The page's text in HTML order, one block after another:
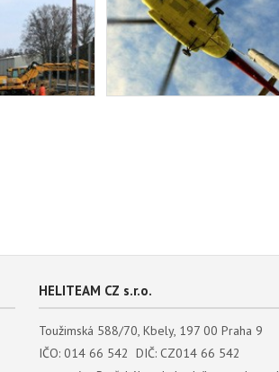
HELITEAM CZ s.r.o.
Toužimská 588/70, Kbely, 197 00 Praha 9
IČO: 014 66 542 DIČ: CZ014 66 542